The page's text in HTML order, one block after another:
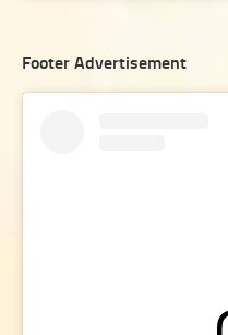
Footer Advertisement